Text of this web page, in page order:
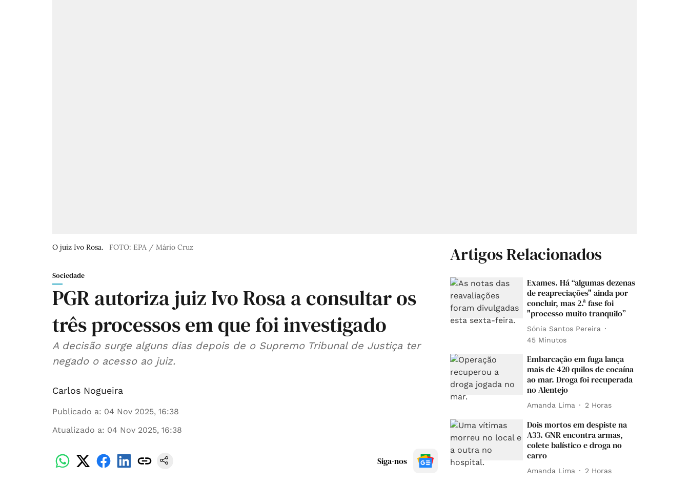
O juiz Ivo Rosa. FOTO: EPA / Mário Cruz
Sociedade
PGR autoriza juiz Ivo Rosa a consultar os
três processos em que foi investigado
A decisão surge alguns dias depois de o Supremo Tribunal de Justiça ter
negado o acesso ao juiz.
Carlos Nogueira
Publicado a: 04 Nov 2025, 16:38
Atualizado a: 04 Nov 2025, 16:38
Siga-nos
Artigos Relacionados
Exames. Há “algumas dezenas
de reapreciações" ainda por
concluir, mas 2.ª fase foi
"processo muito tranquilo”
Sónia Santos Pereira
45 Minutos
Embarcação em fuga lança
mais de 420 quilos de cocaína
ao mar. Droga foi recuperada
no Alentejo
Amanda Lima 2 Horas
Dois mortos em despiste na
A33. GNR encontra armas,
colete balístico e droga no
carro
Amanda Lima 2 Horas